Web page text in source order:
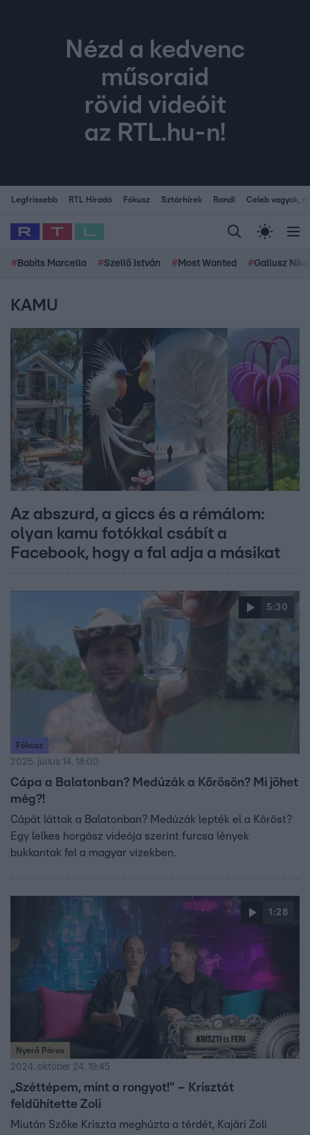
Nézd a kedvenc
műsoraid
rövid videóit
az RTL.hu-n!
Legfrissebb RTL Híradó Fókusz Sztárhírek Randi Celeb vagyok,
# Babits Marcella #Szellő István # Most Wanted #Gallusz
KAMU
Az abszurd, a giccs és a rémálom:
olyan kamu fotókkal csábít a
Facebook, hogy a fal adja a másikat
5:30
Fókusz
2025. július 14. 18:00
Cápa a Balatonban? Medúzák a Kőrösön? Mi jöhet
még?!
Cápát láttak a Balatonban? Medúzák lepték el a Köröst?
Egy lelkes horgász videója szerint furcsa lények
bukkantak fel a magyar vizekben.
1:28
Nyerő Páros
2024. október 24. 19:45
„Széttépem, mint a rongyot!” – Krisztát
feldühítette Zoli
Miután Szőke Kriszta meghúzta a térdét, Kajári Zoli